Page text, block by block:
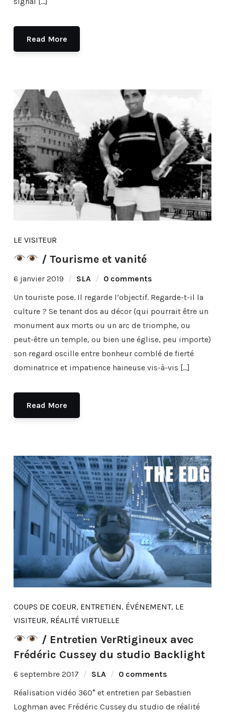
Read More
LE VISITEUR
/ Tourisme et vanité
6 janvier 2019 SLA
0 comments
Un touriste pose. Il regarde l’objectif. Regarde-t-il la
culture ? Se tenant dos au décor (qui pourrait être un
monument aux morts ou un arc de triomphe, ou
peut-être un temple, ou bien une église, peu importe)
son regard oscille entre bonheur comblé de fierté
dominatrice et impatience haineuse vis-à-vis […]
Read More
COUPS DE COEUR, ENTRETIEN, ÉVÉNEMENT, LE
VISITEUR, RÉALITÉ VIRTUELLE
/ Entretien VerRtigineux avec
Frédéric Cussey du studio Backlight
6 septembre 2017 SLA
0 comments
Réalisation vidéo 360° et entretien par Sebastien
Loghman avec Frédéric Cussey du studio de réalité